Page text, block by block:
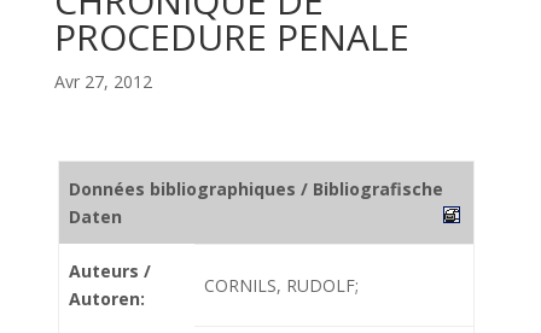
PROCEDURE PENALE
Avr 27, 2012
Données bibliographiques / Bibliografische
Daten
Auteurs /
Autoren:
CORNILS, RUDOLF;